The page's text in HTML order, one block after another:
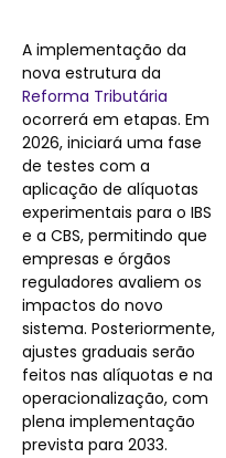
A implementação da
nova estrutura da
Reforma Tributária
ocorrerá em etapas. Em
2026, iniciará uma fase
de testes com a
aplicação de alíquotas
experimentais para o IBS
e a CBS, permitindo que
empresas e órgãos
reguladores avaliem os
impactos do novo
sistema. Posteriormente,
ajustes graduais serão
feitos nas alíquotas e na
operacionalização, com
plena implementação
prevista para 2033.